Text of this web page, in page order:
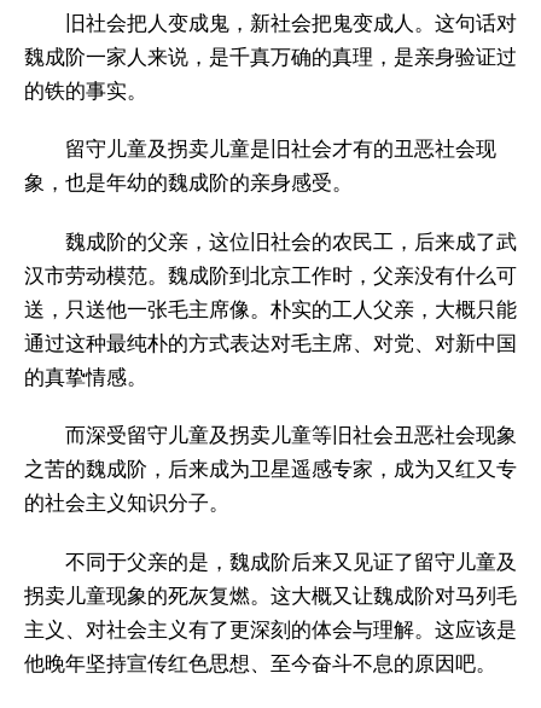
旧社会把人变成鬼，新社会把鬼变成人。这句话对
魏成阶一家人来说，是千真万确的真理，是亲身验证过
的铁的事实。
留守儿童及拐卖儿童是旧社会才有的丑恶社会现
象，也是年幼的魏成阶的亲身感受。
魏成阶的父亲，这位旧社会的农民工，后来成了武
汉市劳动模范。魏成阶到北京工作时，父亲没有什么可
送，只送他一张毛主席像。朴实的工人父亲，大概只能
通过这种最纯朴的方式表达对毛主席、对党、对新中国
的真挚情感。
而深受留守儿童及拐卖儿童等旧社会丑恶社会现象
之苦的魏成阶，后来成为卫星遥感专家，成为又红又专
的社会主义知识分子。
不同于父亲的是，魏成阶后来又见证了留守儿童及
拐卖儿童现象的死灰复燃。这大概又让魏成阶对马列毛
主义、对社会主义有了更深刻的体会与理解。这应该是
他晚年坚持宣传红色思想、至今奋斗不息的原因吧。